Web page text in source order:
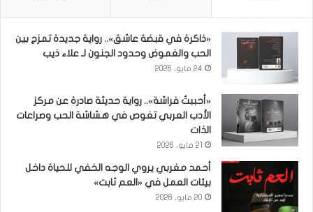
«ذاكرة في قبضة عاشق».. رواية جديدة تمزج بين
الحب والغموض وحدود الجنون لـ علاء ذيب
24 مايو، 2026
«أحببتُ فراشة».. رواية حديثة صادرة عن مركز
الأدب العربي تغوص في هشاشة الحب وصراعات
الذات
21 مايو، 2026
أحمد مغربي يروي الوجه الخفي للحياة داخل
بيئات العمل في «العم ثابت»
20 مايو، 2026